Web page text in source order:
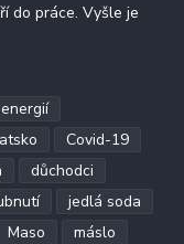
do práce. Vyšle je
Covid-19
důchodci
jedlá soda
Maso
máslo